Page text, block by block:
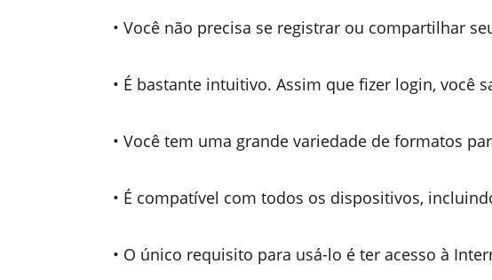
• Você não precisa se registrar ou compartilhar
• É bastante intuitivo. Assim que fizer login, você
• Você tem uma grande variedade de formatos
• É compatível com todos os dispositivos,
• O único requisito para usá-lo é ter acesso à